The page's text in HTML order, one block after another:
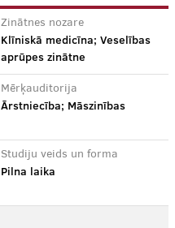
Zinātnes nozare
Klīniskā medicīna; Veselības
aprūpes zinātne
Mērķauditorija
Ārstniecība; Māszinības
Studiju veids un forma
Pilna laika